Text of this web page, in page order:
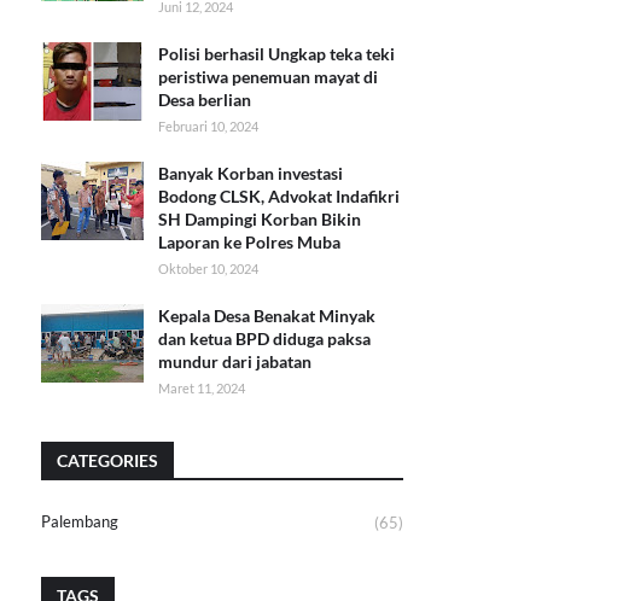
Juni 12, 2024
Polisi berhasil Ungkap teka teki
peristiwa penemuan mayat di
Desa berlian
Februari 10, 2024
Banyak Korban investasi
Bodong CLSK, Advokat Indafikri
SH Dampingi Korban Bikin
Laporan ke Polres Muba
Oktober 10, 2024
Kepala Desa Benakat Minyak
dan ketua BPD diduga paksa
mundur dari jabatan
Maret 11, 2024
CATEGORIES
Palembang (65)
TAGS